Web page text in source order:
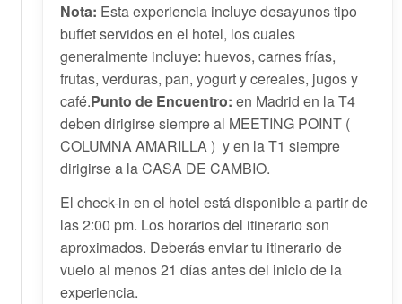
Nota: Esta experiencia incluye desayunos tipo
buffet servidos en el hotel, los cuales
generalmente incluye: huevos, carnes frías,
frutas, verduras, pan, yogurt y cereales, jugos y
café.Punto de Encuentro:en Madrid en la T4
deben dirigirse siempre al MEETING POINT (
COLUMNA AMARILLA ) y en la T1 siempre
dirigirse a la CASA DE CAMBIO.
El check-in en el hotel está disponible a partir de
las 2:00 pm. Los horarios del itinerario son
aproximados. Deberás enviar tu itinerario de
vuelo al menos 21 días antes del inicio de la
experiencia.